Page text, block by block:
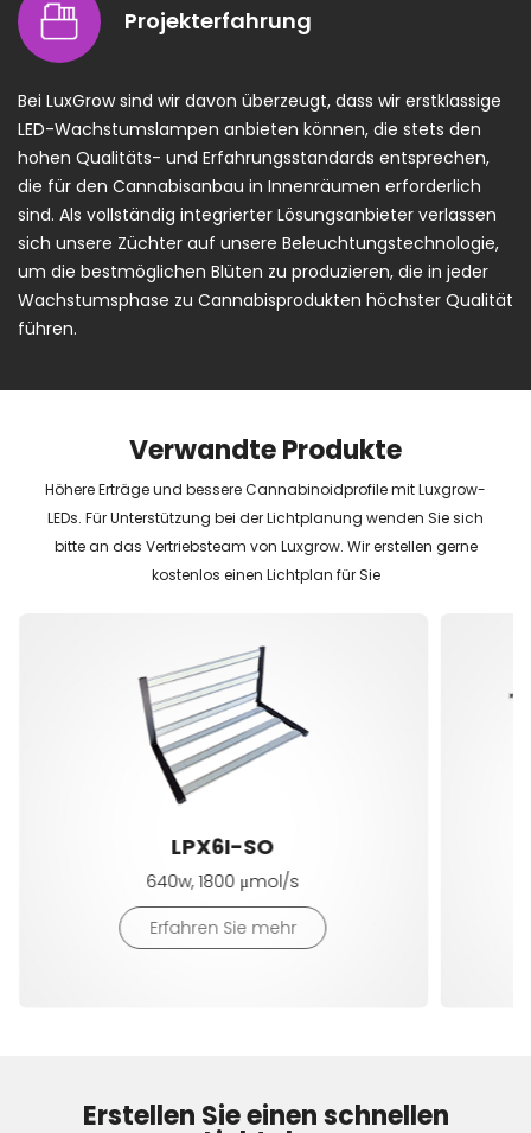
Projekterfahrung
Bei LuxGrow sind wir davon überzeugt, dass wir erstklassige
LED-Wachstumslampen anbieten können, die stets den
hohen Qualitäts- und Erfahrungsstandards entsprechen,
die für den Cannabisanbau in Innenräumen erforderlich
sind. Als vollständig integrierter Lösungsanbieter verlassen
sich unsere Züchter auf unsere Beleuchtungstechnologie,
um die bestmöglichen Blüten zu produzieren, die in jeder
Wachstumsphase zu Cannabisprodukten höchster Qualität
führen.
Verwandte Produkte
Höhere Erträge und bessere Cannabinoidprofile mit Luxgrow-
LEDs. Für Unterstützung bei der Lichtplanung wenden Sie sich
bitte an das Vertriebsteam von Luxgrow. Wir erstellen gerne
kostenlos einen Lichtplan für Sie
LPX6I-SO
640w, 1800 μmol/s
Erfahren Sie mehr
Erstellen Sie einen schnellen